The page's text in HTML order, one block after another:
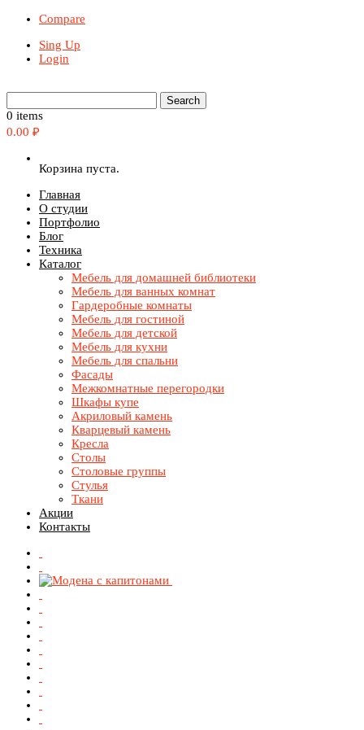
Compare
Sing Up
Login
0 items
0.00 ₽
Корзина пуста.
Главная
О студии
Портфолио
Блог
Техника
Каталог
Мебель для домашней библиотеки
Мебель для ванных комнат
Гардеробные комнаты
Мебель для гостиной
Мебель для детской
Мебель для кухни
Мебель для спальни
Фасады
Межкомнатные перегородки
Шкафы купе
Акриловый камень
Кварцевый камень
Кресла
Столы
Столовые группы
Стулья
Ткани
Акции
Контакты